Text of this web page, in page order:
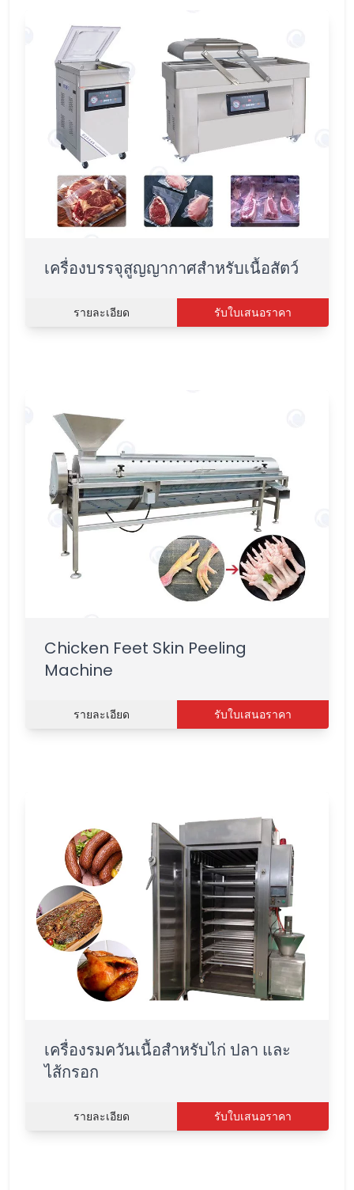
เครื่องบรรจุสูญญากาศสำหรับเนื้อสัตว์
รายละเอียด รับใบเสนอราคา
Chicken Feet Skin Peeling
Machine
รายละเอียด รับใบเสนอราคา
เครื่องรมควันเนื้อสำหรับไก่ ปลา และ
ไส้กรอก
รายละเอียด รับใบเสนอราคา